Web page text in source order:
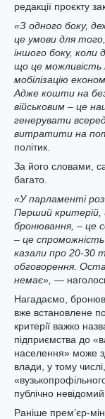
редакції проєкту
«З одного боку,
це умови для
іншого боку, коли
що це можливість
мобілізацію
Адже кошти на
військовим – це
генерувати
витратити на
політик.
За його словами,
багато.
«У парламенті
Перший критерій,
бронювання, – це
– це
казали про 20-30
обговорення.
немає», —
Нагадаємо,
вже встановлене
критерії важко
підприємства до
населення» може
влади, у тому
публічно невідомий.
Раніше прем’єр-